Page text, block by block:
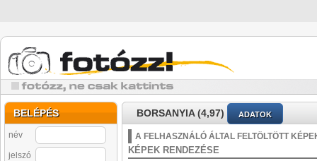
BELÉPÉS
név
jelszó
BORSANYIA (4,97) ADATOK
A FELHASZNÁLÓ ÁLTAL FELTÖLTÖTT
KÉPEK RENDEZÉSE